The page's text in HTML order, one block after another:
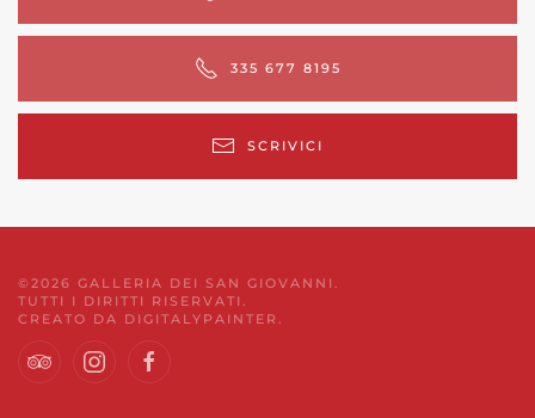
335 677 8195
SCRIVICI
© 2026 GALLERIA DEI SAN GIOVANNI.
TUTTI I DIRITTI RISERVATI.
CREATO DA DIGITALYPAINTER